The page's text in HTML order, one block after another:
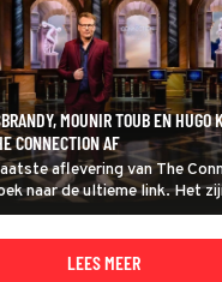
MOUNIR TOUB EN
CONNECTION AF
aflevering van The
naar de ultieme link. Het
en Hugo Kennis. De
en Race Across the World.
LEES MEER